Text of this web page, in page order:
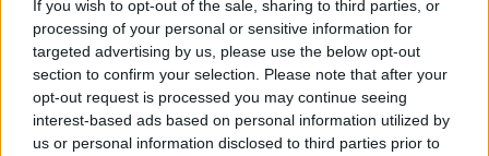
If you wish to opt-out of the sale, sharing to third parties, or
processing of your personal or sensitive information for
targeted advertising by us, please use the below opt-out
section to confirm your selection. Please note that after your
opt-out request is processed you may continue seeing
interest-based ads based on personal information utilized by
us or personal information disclosed to third parties prior to
Αρχές.
Η αρμόδια εισαγγελέας ενημερώθηκε για το
συμβάν και δύο αστυνομικοί συνελήφθησαν.